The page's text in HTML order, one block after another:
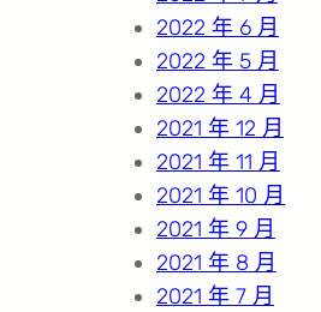
2022 年 6 月
2022 年 5 月
2022 年 4 月
2021 年 12 月
2021 年 11 月
2021 年 10 月
2021 年 9 月
2021 年 8 月
2021 年 7 月